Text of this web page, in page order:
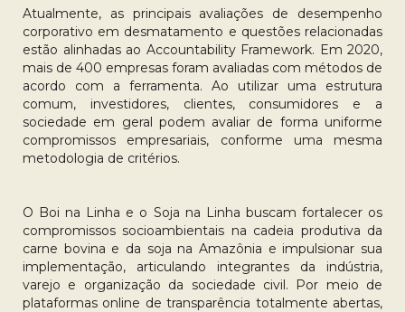
Atualmente, as principais avaliações de desempenho
corporativo em desmatamento e questões relacionadas
estão alinhadas ao Accountability Framework. Em 2020,
mais de 400 empresas foram avaliadas com métodos de
acordo com a ferramenta. Ao utilizar uma estrutura
comum, investidores, clientes, consumidores e a
sociedade em geral podem avaliar de forma uniforme
compromissos empresariais, conforme uma mesma
metodologia de critérios.
O Boi na Linha e o Soja na Linha buscam fortalecer os
compromissos socioambientais na cadeia produtiva da
carne bovina e da soja na Amazônia e impulsionar sua
implementação, articulando integrantes da indústria,
varejo e organização da sociedade civil. Por meio de
plataformas online de transparência totalmente abertas,